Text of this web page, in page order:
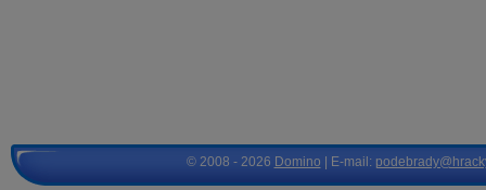
© 2008 - 2026 Domino | E-mail: